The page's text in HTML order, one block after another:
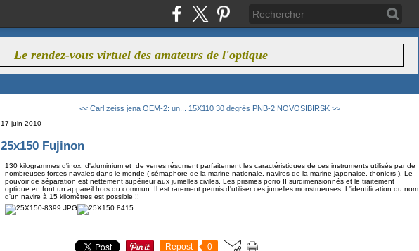
Le rendez-vous virtuel des amateurs de l'optique
<< Carl zeiss jena OEM-2: un... 15X110 30 degrés PNB-2 NOVOSIBIRSK >>
17 juin 2010
25x150 Fujinon
130 kilogrammes d'inox, d'aluminium et de verres résument parfaitement les caractéristiques de ces instruments utilisés par de
nombreuses forces navales dans le monde ( sémaphore de la marine nationale, navires de la marine japonaise, thoniers ). Le
pouvoir de séparation est nettement supérieur aux jumelles civiles. Les prismes porro II surdimensionnés et le traitement
optique en font un appareil hors du commun. Il est rarement permis d'utiliser ces jumelles monstrueuses. L'identification du nom
d'un navire à 15 kilomètres est possible !!
Repost 0